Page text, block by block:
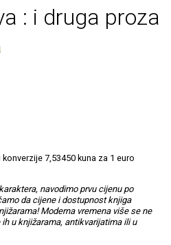
: i druga proza
7,53450 kuna za 1 euro
navodimo prvu cijenu po
da cijene i dostupnost knjiga
Moderna vremena više se ne
u knjižarama, antikvarijatima ili u